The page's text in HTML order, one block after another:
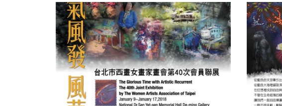
藝氣風發風華再現-台北市西畫女畫家畫會第40次會員聯展 《藍色狂想